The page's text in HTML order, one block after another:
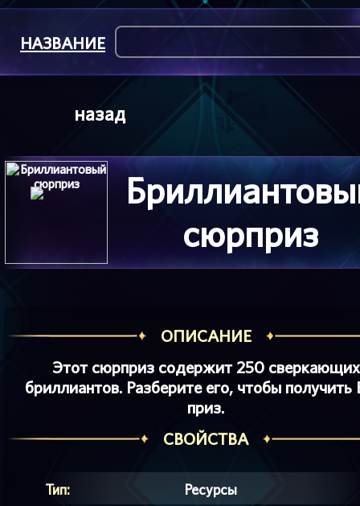
назад
НАЗВАНИЕ
сюрприз
ОПИСАНИЕ
Этот сюрприз содержит 250 сверкающих
бриллиантов. Разберите его, чтобы
приз.
СВОЙСТВА
Тип:
Ресурсы